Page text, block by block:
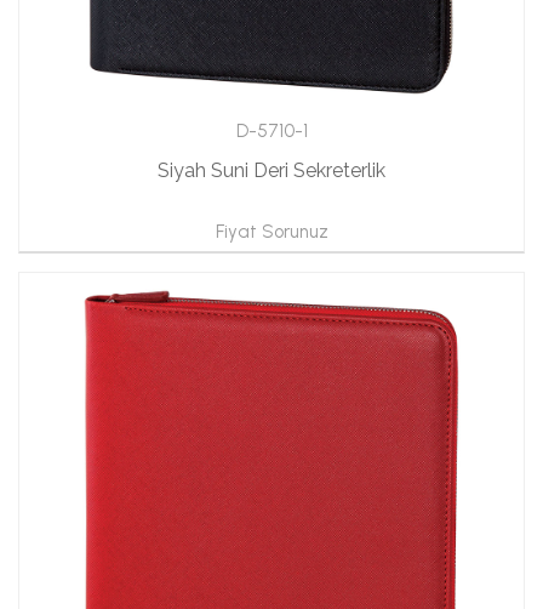
D-5710-1
Siyah Suni Deri Sekreterlik
Fiyat Sorunuz